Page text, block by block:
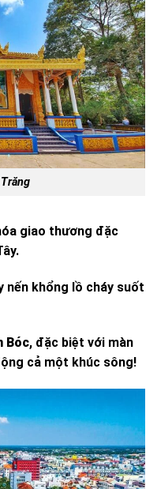
giao thương đặc
nến khổng lồ cháy suốt
Bóc, đặc biệt với màn
cả một khúc sông!